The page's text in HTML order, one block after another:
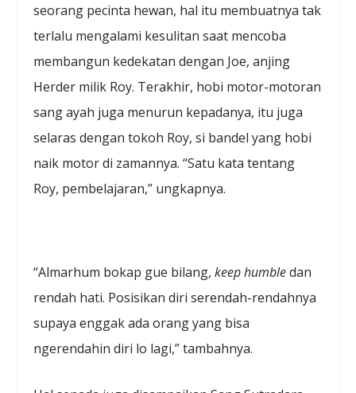
seorang pecinta hewan, hal itu membuatnya tak
terlalu mengalami kesulitan saat mencoba
membangun kedekatan dengan Joe, anjing
Herder milik Roy. Terakhir, hobi motor-motoran
sang ayah juga menurun kepadanya, itu juga
selaras dengan tokoh Roy, si bandel yang hobi
naik motor di zamannya. “Satu kata tentang
Roy, pembelajaran,” ungkapnya.
“Almarhum bokap gue bilang,keep humbledan
rendah hati. Posisikan diri serendah-rendahnya
supaya enggak ada orang yang bisa
ngerendahin diri lo lagi,” tambahnya.